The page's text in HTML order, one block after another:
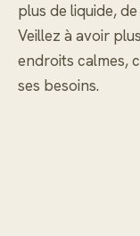
plus de liquide,
Veillez à avoir
endroits calmes,
ses besoins.